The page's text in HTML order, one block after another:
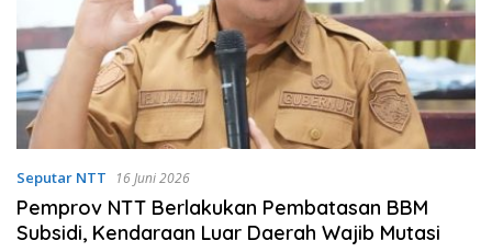
Seputar NTT 16 Juni 2026
Pemprov NTT Berlakukan Pembatasan BBM
Subsidi, Kendaraan Luar Daerah Wajib Mutasi